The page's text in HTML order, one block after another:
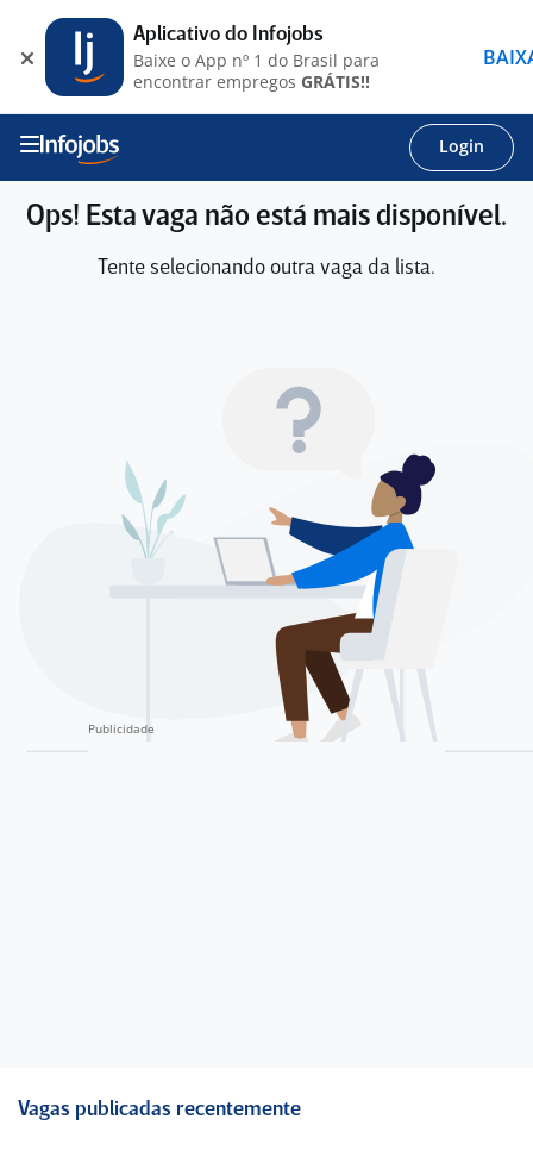
Login
Ops! Esta vaga não está mais disponível.
Tente selecionando outra vaga da lista.
Vagas publicadas recentemente
Aplicativo do Infojobs
Baixe o App nº 1 do Brasil para
encontrar empregos GRÁTIS!!